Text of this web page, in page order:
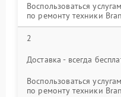
Воспользоваться
по ремонту техники
2
Доставка - всегда
Воспользоваться
по ремонту техники